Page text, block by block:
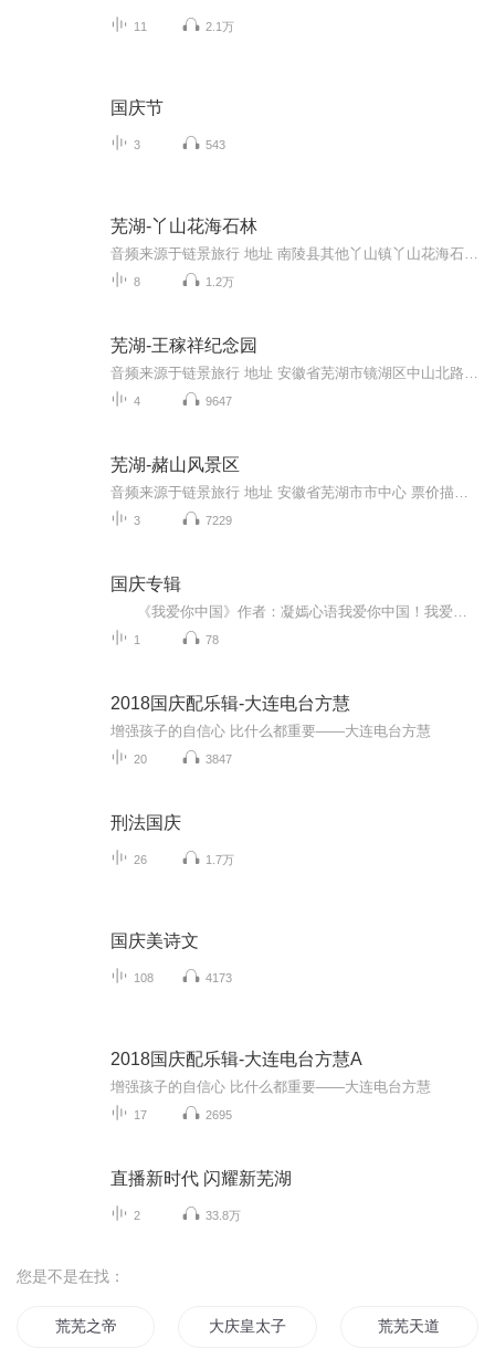
11 2.1万
国庆节
3 543
芜湖-丫山花海石林
8 1.2万
芜湖-王稼祥纪念园
4 9647
芜湖-赭山风景区
3 7229
国庆专辑
1 78
2018国庆配乐辑-大连电台方慧
增强孩子的自信心 比什么都重要——大连电台方慧
20 3847
刑法国庆
26 1.7万
国庆美诗文
108 4173
2018国庆配乐辑-大连电台方慧A
增强孩子的自信心 比什么都重要——大连电台方慧
17 2695
直播新时代 闪耀新芜湖
2 33.8万
您是不是在找：
荒芜之帝 大庆皇太子 荒芜天道